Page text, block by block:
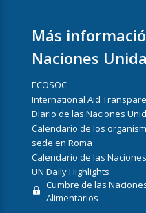
Más
Naciones
ECOSOC
International Aid
Diario de las Naciones
Calendario de los
sede en Roma
Calendario de las
UN Daily Highlights
Cumbre de las
Alimentarios